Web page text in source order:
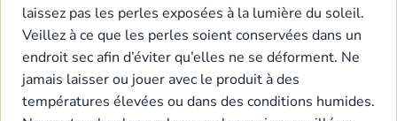
laissez pas les perles exposées à la lumière du soleil.
Veillez à ce que les perles soient conservées dans un
endroit sec afin d’éviter qu’elles ne se déforment. Ne
jamais laisser ou jouer avec le produit à des
températures élevées ou dans des conditions humides.